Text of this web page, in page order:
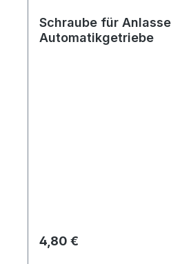
Schraube für
Automatikgetriebe
Regulärer Preis:
4,80 €